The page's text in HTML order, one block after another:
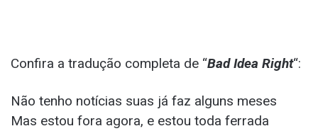
Confira a tradução completa de “Bad Idea Right“:
Não tenho notícias suas já faz alguns meses
Mas estou fora agora, e estou toda ferrada